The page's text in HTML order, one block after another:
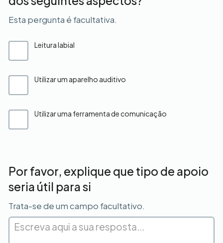
Esta pergunta é facultativa.
Leitura labial
Utilizar um aparelho auditivo
Utilizar uma ferramenta de comunicação
Por favor, explique que tipo de apoio
seria útil para si
Trata-se de um campo facultativo.